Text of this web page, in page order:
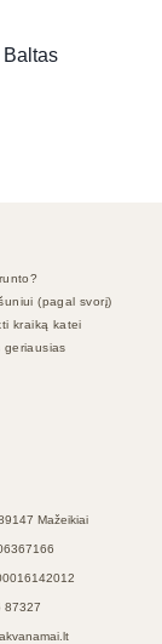
(pagal svorį)
kraiką katei
geriausias
Mažeikiai
87327